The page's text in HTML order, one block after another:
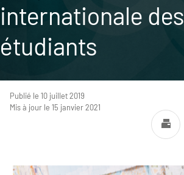
internationale des
étudiants
Publié le 10 juillet 2019
Mis à jour le 15 janvier 2021